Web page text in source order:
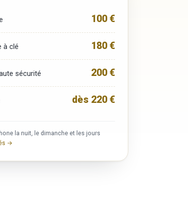
100 €
à clé 180 €
sécurité 200 €
dès 220 €
la nuit, le dimanche et les jours
→